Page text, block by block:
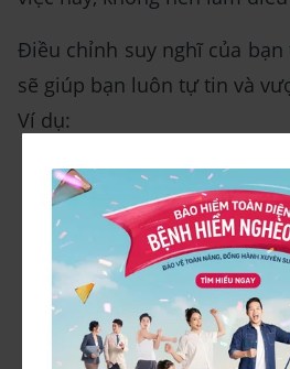
Điều chỉnh suy nghĩ của
sẽ giúp bạn luôn tự tin và
Ví dụ:
Hãy nghĩ “ Tôi chắc
thay vì nghĩ “Tôi không
“Lần sau tôi nhất định
“Tôi lúc nào cũng làm
đúng được”.